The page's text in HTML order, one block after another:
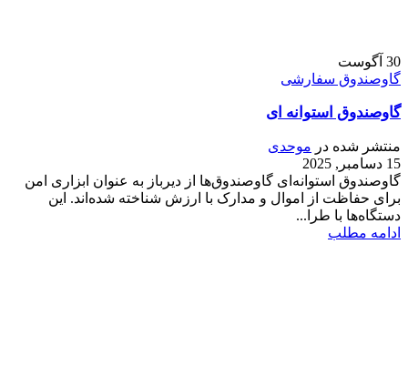
30 آگوست
گاوصندوق سفارشی
گاوصندوق استوانه ای
منتشر شده در موحدی
15 دسامبر, 2025
گاوصندوق استوانه‌ای گاوصندوق‌ها از دیرباز به عنوان ابزاری امن
برای حفاظت از اموال و مدارک با ارزش شناخته شده‌اند. این
دستگاه‌ها با طرا...
ادامه مطلب